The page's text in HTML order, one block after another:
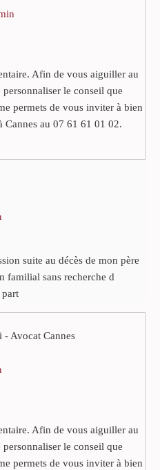
Afin de vous aiguiller au
le conseil que
permets de vous inviter à bien
au 07 61 61 01 02.
suite au décès de mon père
familial sans recherche d
part
Avocat Cannes
Afin de vous aiguiller au
le conseil que
permets de vous inviter à bien